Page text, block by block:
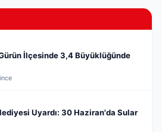
İlçesinde 3,4 Büyüklüğünde
Uyardı: 30 Haziran'da Sular